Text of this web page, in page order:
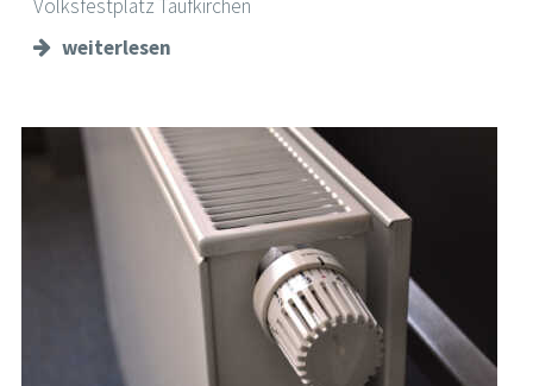
Volksfestplatz Taufkirchen
weiterlesen